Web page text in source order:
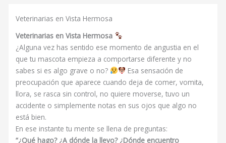
Veterinarias en Vista Hermosa
Veterinarias en Vista Hermosa
¿Alguna vez has sentido ese momento de angustia en el
que tu mascota empieza a comportarse diferente y no
sabes si es algo grave o no?
Esa sensación de
preocupación que aparece cuando deja de comer, vomita,
llora, se rasca sin control, no quiere moverse, tuvo un
accidente o simplemente notas en sus ojos que algo no
está bien.
En ese instante tu mente se llena de preguntas:
“¿Qué hago? ¿A dónde la llevo? ¿Dónde encuentro